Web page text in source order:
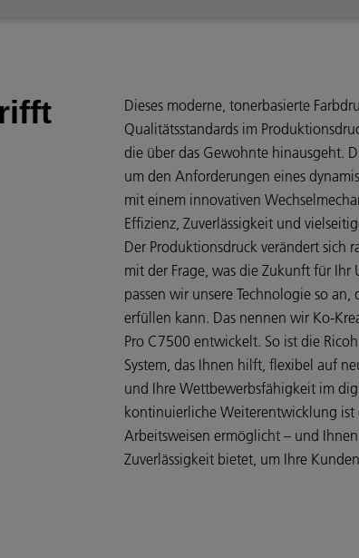
Dieses moderne, tonerbasierte
Qualitätsstandards im
die über das Gewohnte hinausgeht.
um den Anforderungen eines
mit einem innovativen
Effizienz, Zuverlässigkeit und
Der Produktionsdruck verändert sich
mit der Frage, was die Zukunft für
passen wir unsere Technologie so
erfüllen kann. Das nennen wir Ko-
Pro C7500 entwickelt. So ist die
System, das Ihnen hilft, flexibel auf
und Ihre Wettbewerbsfähigkeit im
kontinuierliche Weiterentwicklung ist
Arbeitsweisen ermöglicht – und
Zuverlässigkeit bietet, um Ihre